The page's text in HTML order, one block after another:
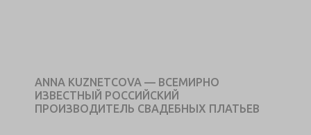
ANNA KUZNETCOVA — ВСЕМИРНО
ИЗВЕСТНЫЙ РОССИЙСКИЙ
ПРОИЗВОДИТЕЛЬ СВАДЕБНЫХ ПЛАТЬЕВ